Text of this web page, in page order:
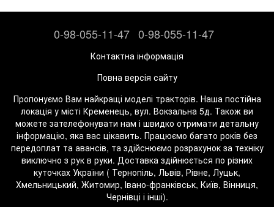
0-98-055-11-47 0-98-055-11-47
Контактна інформація
Повна версія сайту
Пропонуємо Вам найкращі моделі тракторів. Наша постійна
локація у місті Кременець, вул. Вокзальна 5д. Також ви
можете зателефонувати нам і швидко отримати детальну
інформацію, яка вас цікавить. Працюємо багато років без
передоплат та авансів, та здійснюємо розрахунок за техніку
виключно з рук в руки. Доставка здійнюється по різних
куточках України ( Тернопіль, Львів, Рівне, Луцьк,
Хмельницький, Житомир, Івано-франківськ, Київ, Вінниця,
Чернівці і інші).